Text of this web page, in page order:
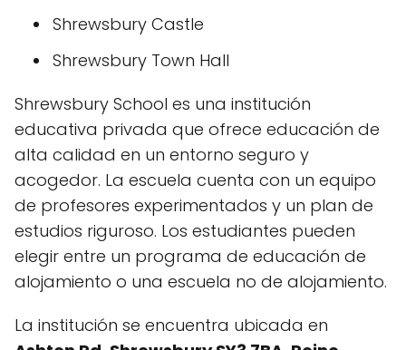
Shrewsbury Castle
Shrewsbury Town Hall
Shrewsbury School es una institución
educativa privada que ofrece educación de
alta calidad en un entorno seguro y
acogedor. La escuela cuenta con un equipo
de profesores experimentados y un plan de
estudios riguroso. Los estudiantes pueden
elegir entre un programa de educación de
alojamiento o una escuela no de alojamiento.
La institución se encuentra ubicada en